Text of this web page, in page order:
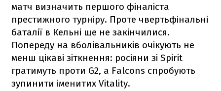
матч визначить першого фіналіста
престижного турніру. Проте чвертьфінальні
баталії в Кельні ще не закінчилися.
Попереду на вболівальників очікують не
менш цікаві зіткнення: росіяни зі Spirit
гратимуть проти G2, а Falcons спробують
зупинити іменитих Vitality.